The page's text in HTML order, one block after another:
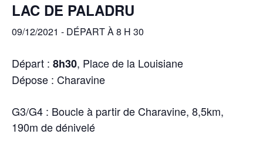
LAC DE PALADRU
09/12/2021 - DÉPART À 8 H 30
Départ : 8h30, Place de la Louisiane
Dépose : Charavine
G3/G4 : Boucle à partir de Charavine, 8,5km,
190m de dénivelé